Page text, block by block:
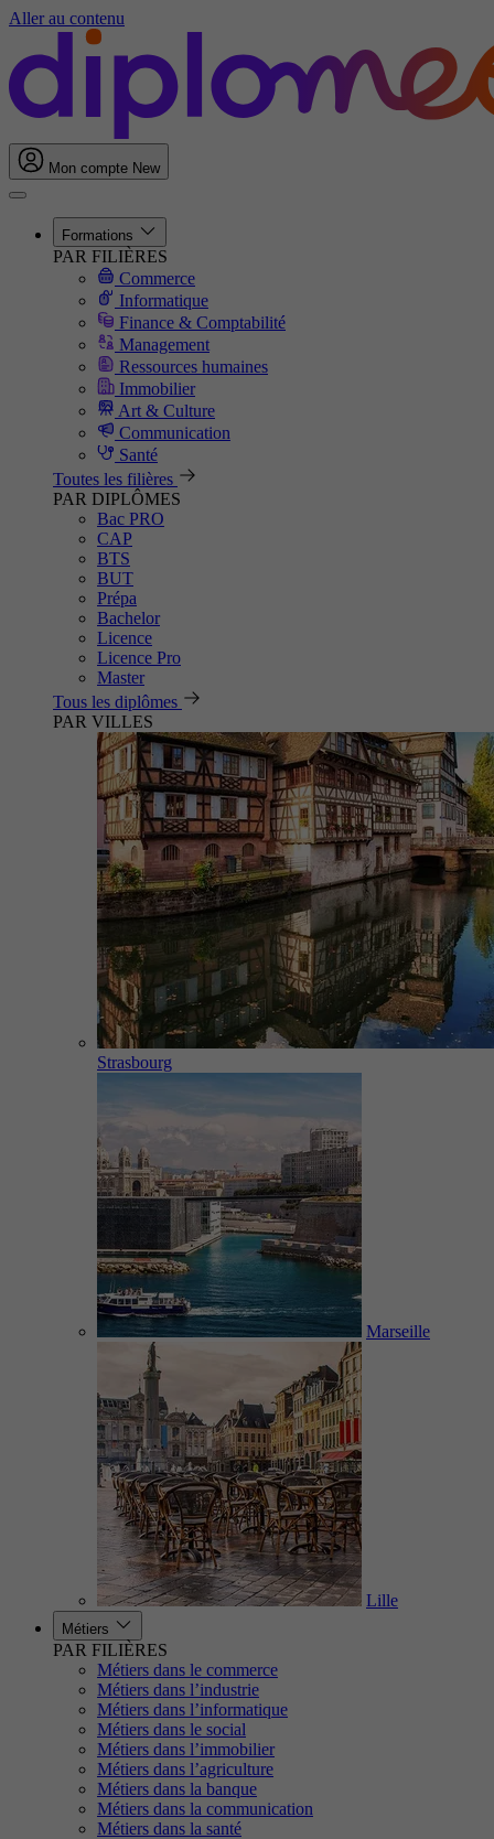
Aller au contenu
Mon compte New
Formations
PAR FILIÈRES
Commerce
Informatique
Finance & Comptabilité
Management
Ressources humaines
Immobilier
Art & Culture
Communication
Santé
Toutes les filières
PAR DIPLÔMES
Bac PRO
CAP
BTS
BUT
Prépa
Bachelor
Licence
Licence Pro
Master
Tous les diplômes
PAR VILLES
Strasbourg
Marseille
Lille
Métiers
PAR FILIÈRES
Métiers dans le commerce
Métiers dans l’industrie
Métiers dans l’informatique
Métiers dans le social
Métiers dans l’immobilier
Métiers dans l’agriculture
Métiers dans la banque
Métiers dans la communication
Métiers dans la santé